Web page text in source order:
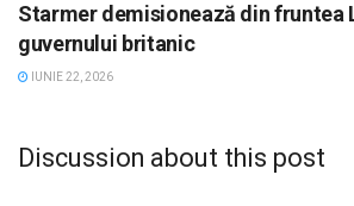
Starmer demisionează din fruntea
guvernului britanic
IUNIE 22, 2026
Discussion about this post